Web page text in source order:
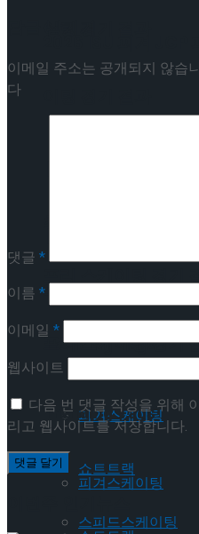
Trending Tags
피겨스케이팅
쇼트트랙
스피드스케이팅
최진아, 2026 ISU 피
프리 스케이팅 경기
Trending Tags
피겨스케이팅
이메일 주소는 공개되지 않습
다
댓글 *
이름 *
이메일 *
웹사이트
다음 번 댓글 작성을 위해
리고 웹사이트를 저장합니다.